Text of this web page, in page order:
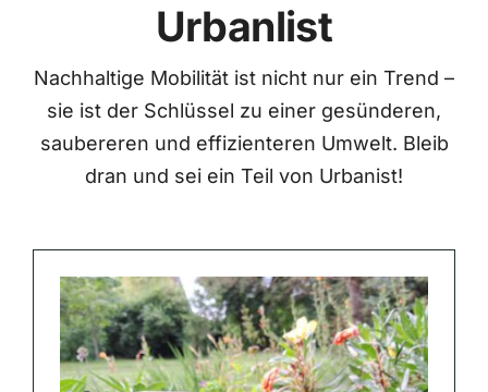
Urbanlist
Nachhaltige Mobilität ist nicht nur ein Trend –
sie ist der Schlüssel zu einer gesünderen,
saubereren und effizienteren Umwelt. Bleib
dran und sei ein Teil von Urbanist!